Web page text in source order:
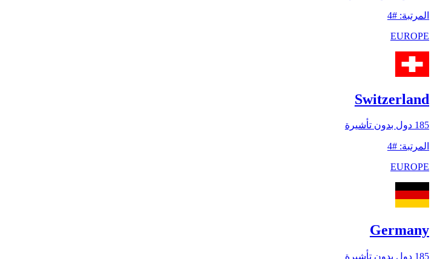
المرتبة:
#
4
EUROPE
Switzerland
185 دول بدون تأشيرة
المرتبة:
#
4
EUROPE
Germany
185 دول بدون تأشيرة